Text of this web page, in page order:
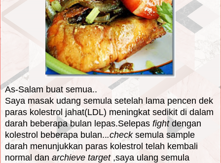
As-Salam buat semua..
Saya masak udang semula setelah lama pencen dek
paras kolestrol jahat(LDL) meningkat sedikit di dalam
darah beberapa bulan lepas.Selepas fight dengan
kolestrol beberapa bulan...checksemula sample
darah menunjukkan paras kolestrol telah kembali
normal dan archieve target,saya ulang semula